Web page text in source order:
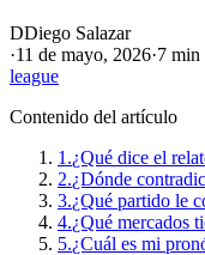
DDiego Salazar
·11 de mayo, 2026·7 min
league
Contenido del artículo
1.¿Qué dice el
2.¿Dónde
3.¿Qué partido le
4.¿Qué mercados
5.¿Cuál es mi